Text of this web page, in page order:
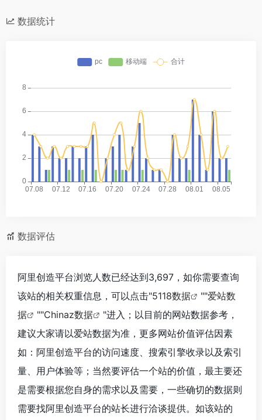
数据统计
数据评估
阿里创造平台浏览人数已经达到3,697，如你需要查询
该站的相关权重信息，可以点击"5118数据 ""爱站数
据
""Chinaz数据
"进入；以目前的网站数据参考，
建议大家请以爱站数据为准，更多网站价值评估因素
如：阿里创造平台的访问速度、搜索引擎收录以及索引
量、用户体验等；当然要评估一个站的价值，最主要还
是需要根据您自身的需求以及需要，一些确切的数据则
需要找阿里创造平台的站长进行洽谈提供。如该站的